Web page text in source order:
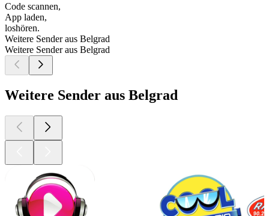
Code scannen,
App laden,
loshören.
Weitere Sender aus Belgrad
Weitere Sender aus Belgrad
Weitere Sender aus Belgrad